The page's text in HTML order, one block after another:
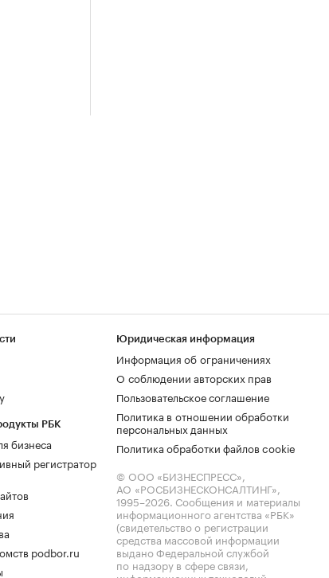
РБК
бизнеса
регистратор
podbor.ru
Юридическая информация
Информация об ограничениях
О соблюдении авторских прав
Пользовательское соглашение
Политика в отношении обработки
персональных данных
Политика обработки файлов cookie
© ООО «БИЗНЕСПРЕСС»,
АО «РОСБИЗНЕСКОНСАЛТИНГ»,
1995–2026. Сообщения и материалы
информационного агентства «РБК»
(свидетельство о регистрации
средства массовой информации
выдано Федеральной службой
по надзору в сфере связи,